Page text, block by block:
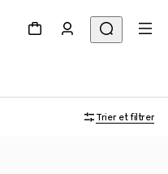
Trier et filtrer